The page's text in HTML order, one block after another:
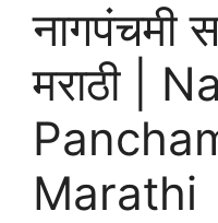
नागपंचमी
मराठी |
Marathi